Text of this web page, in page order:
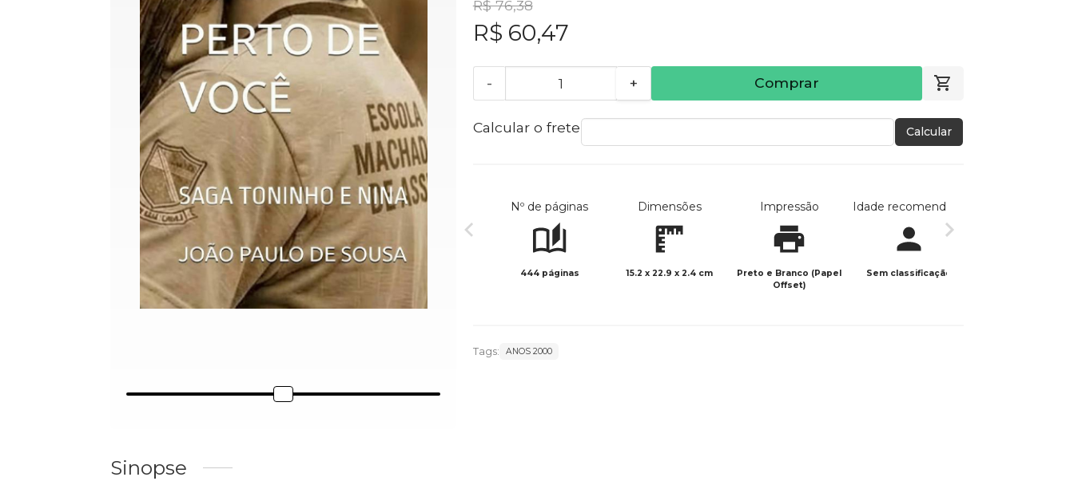
R$ 76,38
R$ 60,47
- + Comprar
Calcular o frete Calcular
Nº de páginas
444 páginas
Dimensões
15.2 x 22.9 x 2.4 cm
Impressão
Preto e Branco (Papel
Offset)
Idade recomendada
Sem classificação
Tags: ANOS 2000
Sinopse